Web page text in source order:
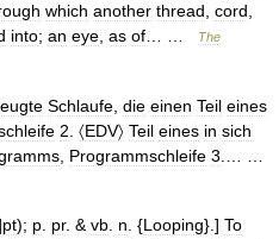
which another thread cord
into; an eye as of
The
Schlaufe die einen Teil eines
2 〈EDV〉 Teil eines in sich
Programmschleife 3
pt); p pr. & vb n . {Looping}.] To